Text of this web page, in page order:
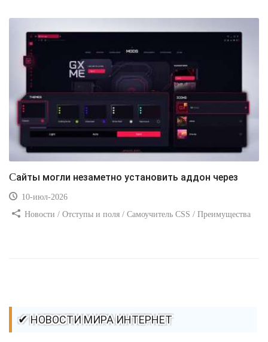
Сайты могли незаметно установить аддон через
10-июл-2026
Новости / Отступы и поля / Самоучитель CSS / Преимущества
✔ НОВОСТИ МИРА ИНТЕРНЕТ